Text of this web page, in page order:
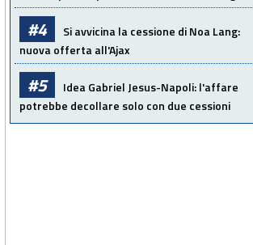
#4
Si avvicina la cessione di Noa Lang:
nuova offerta all'Ajax
#5
Idea Gabriel Jesus-Napoli: l'affare
potrebbe decollare solo con due cessioni